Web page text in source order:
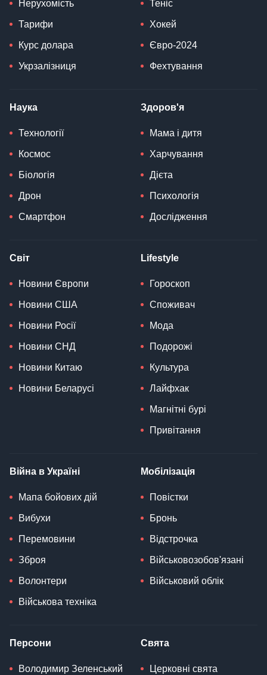
Нерухомість
Тарифи
Курс долара
Укрзалізниця
Теніс
Хокей
Євро-2024
Фехтування
Наука
Технології
Космос
Біологія
Дрон
Смартфон
Здоров'я
Мама і дитя
Харчування
Дієта
Психологія
Дослідження
Світ
Новини Європи
Новини США
Новини Росії
Новини СНД
Новини Китаю
Новини Беларусі
Lifestyle
Гороскоп
Споживач
Мода
Подорожі
Культура
Лайфхак
Магнітні бурі
Привітання
Війна в Україні
Мапа бойових дій
Вибухи
Перемовини
Зброя
Волонтери
Військова техніка
Мобілізація
Повістки
Бронь
Відстрочка
Військовозобов'язані
Військовий облік
Персони
Володимир Зеленський
Свята
Церковні свята